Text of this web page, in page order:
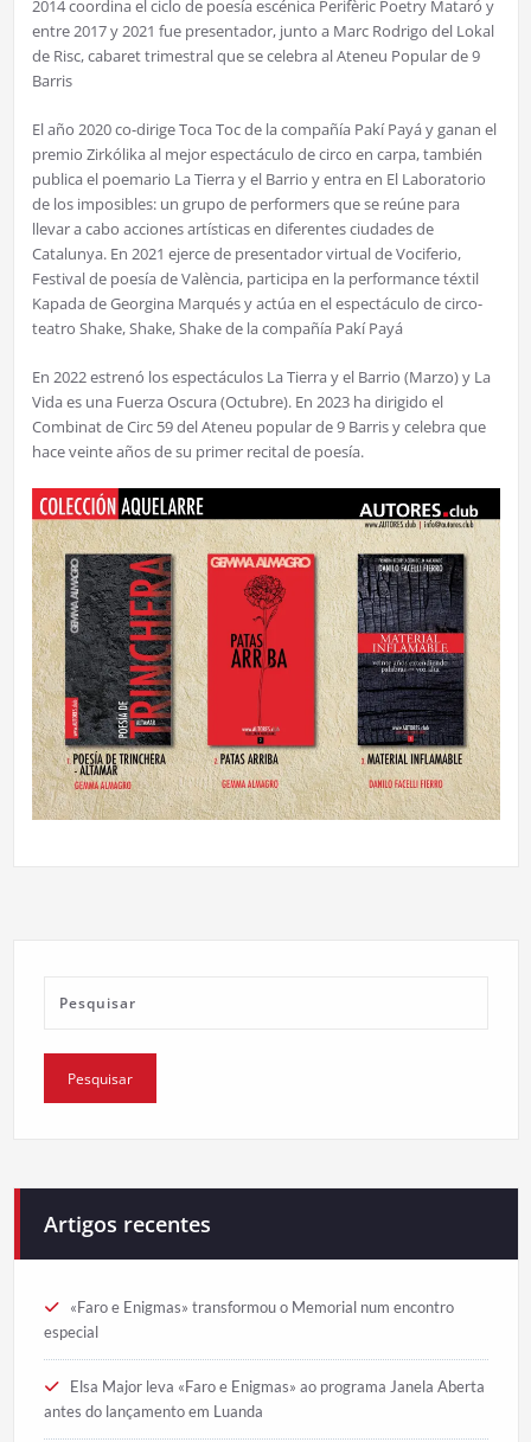
2014 coordina el ciclo de poesía escénica Perifèric Poetry Mataró y
entre 2017 y 2021 fue presentador, junto a Marc Rodrigo del Lokal
de Risc, cabaret trimestral que se celebra al Ateneu Popular de 9
Barris
El año 2020 co-dirige Toca Toc de la compañía Pakí Payá y ganan el
premio Zirkólika al mejor espectáculo de circo en carpa, también
publica el poemario La Tierra y el Barrio y entra en El Laboratorio
de los imposibles: un grupo de performers que se reúne para
llevar a cabo acciones artísticas en diferentes ciudades de
Catalunya. En 2021 ejerce de presentador virtual de Vociferio,
Festival de poesía de València, participa en la performance téxtil
Kapada de Georgina Marqués y actúa en el espectáculo de circo-
teatro Shake, Shake, Shake de la compañía Pakí Payá
En 2022 estrenó los espectáculos La Tierra y el Barrio (Marzo) y La
Vida es una Fuerza Oscura (Octubre). En 2023 ha dirigido el
Combinat de Circ 59 del Ateneu popular de 9 Barris y celebra que
hace veinte años de su primer recital de poesía.
Artigos recentes
«Faro e Enigmas» transformou o Memorial num encontro
especial
Elsa Major leva «Faro e Enigmas» ao programa Janela Aberta
antes do lançamento em Luanda